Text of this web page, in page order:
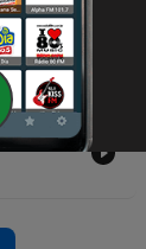
de